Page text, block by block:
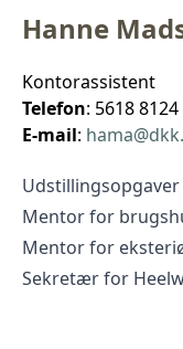
Hanne
Kontorassistent
Telefon: 5618 8124
E-mail:
Udstillingsopgaver
Mentor for
Mentor for
Sekretær for